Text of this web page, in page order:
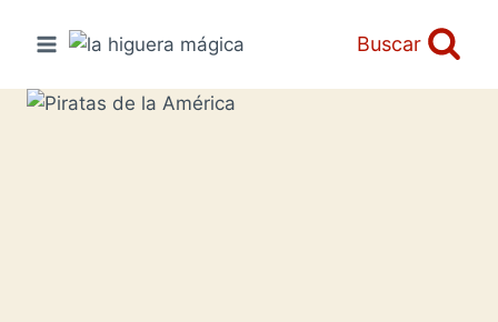
Buscar